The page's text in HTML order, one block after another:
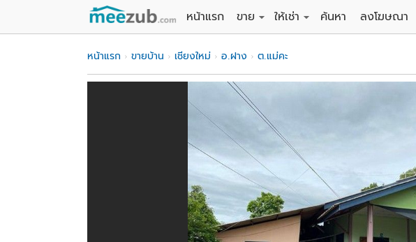
หน้าแรก
ขาย
ขายบ้าน
ขายคอนโด
ขายทาวน์เฮาส์
ขายอพาร์ทเม้นท์ / โรงแรม
ขายอาคารพาณิชย์ / สำนักงาน
ขายโรงงาน / โกดัง
ให้เช่า
ให้เช่าบ้าน
ให้เช่าคอนโด
ให้เช่าอพาร์ทเม้นท์ / โรงแรม
ให้เช่าอาคารพาณิชย์ / สำนักงาน
ให้เช่าโรงงาน / โกดัง
ค้นหา ลงโฆษณา
หน้าแรก ขายบ้าน เชียงใหม่ อ.ฝาง ต.แม่คะ